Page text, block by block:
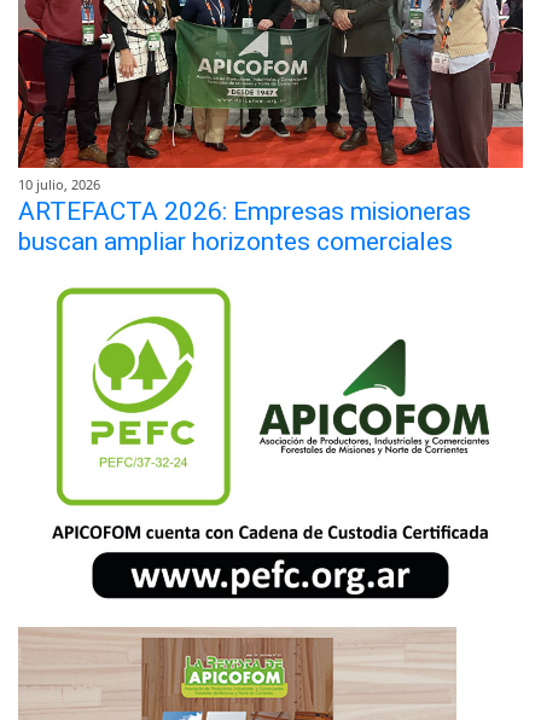
10 julio, 2026
ARTEFACTA 2026: Empresas misioneras
buscan ampliar horizontes comerciales